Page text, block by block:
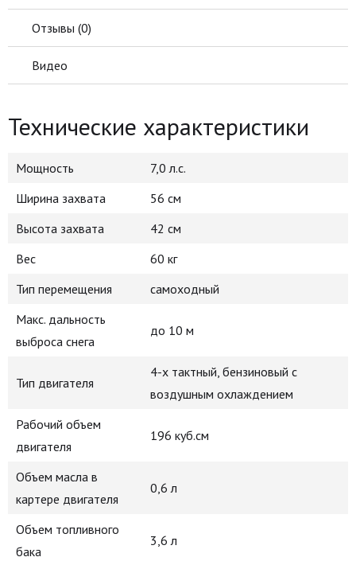
Отзывы (0)
Видео
Технические характеристики
Мощность
7,0 л.с.
Ширина захвата
56 см
Высота захвата
42 см
Вес
60 кг
Тип перемещения
самоходный
Макс. дальность
выброса снега
до 10 м
Тип двигателя
4-х тактный, бензиновый с
воздушным охлаждением
Рабочий объем
двигателя
196 куб.см
Объем масла в
картере двигателя
0,6 л
Объем топливного
бака
3,6 л